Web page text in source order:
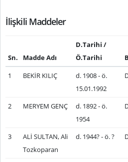
İlişkili Maddeler
Sn. Madde Adı
D.Tarihi /
Ö.Tarihi
1
BEKİR KILIÇ
d. 1908 - ö.
15.01.1992
2 MERYEM GENÇ
d. 1892 - ö.
1954
3
ALİ SULTAN, Ali
Tozkoparan
d. 1944? - ö. ?